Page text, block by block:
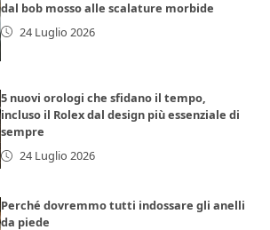
dal bob mosso alle scalature morbide
24 Luglio 2026
5 nuovi orologi che sfidano il tempo,
incluso il Rolex dal design più essenziale di
sempre
24 Luglio 2026
Perché dovremmo tutti indossare gli anelli
da piede